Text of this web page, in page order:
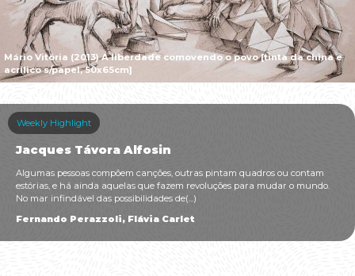
Mário Vitória (2013) A liberdade comovendo o povo [tinta da china e
acrílico s/papel, 50x65cm]
Weekly Highlight
Jacques Távora Alfosin
Algumas pessoas compõem canções, outras pintam quadros ou contam
estórias, e há ainda aquelas que fazem revoluções para mudar o mundo.
No mar infindável das possibilidades de(...)
Fernando Perazzoli, Flávia Carlet